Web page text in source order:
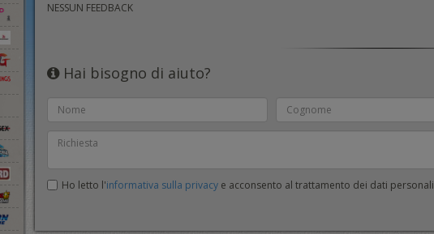
NESSUN FEEDBACK
Hai bisogno di aiuto?
Ho letto l'informativa sulla privacye acconsento al trattamento dei dati personali